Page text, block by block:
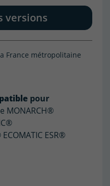
versions
France métropolitaine
pour
MONARCH®
ESR®